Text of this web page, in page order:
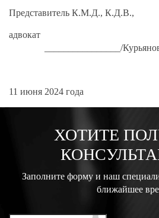
Представитель К.М.Д., К.Д.В.,
________________/
11 июня 2024 года
ХОТИТЕ
Заполните форму и наш
ближайшее